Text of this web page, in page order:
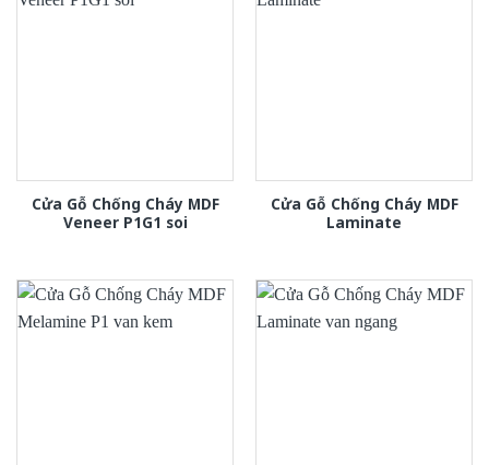
Cửa Gỗ Chống Cháy MDF
Veneer P1G1 soi
Cửa Gỗ Chống Cháy MDF
Laminate